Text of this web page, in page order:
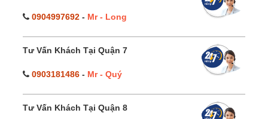
0904997692 - Mr - Long
Tư Vấn Khách Tại Quận 7
0903181486 - Mr - Quý
Tư Vấn Khách Tại Quận 8